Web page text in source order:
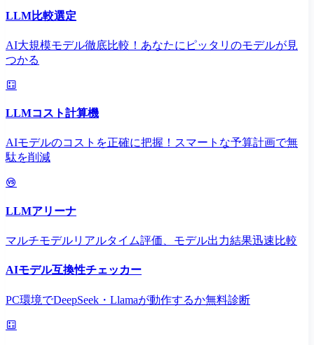
LLM比較選定
AI大規模モデル徹底比較！あなたにピッタリのモデルが見
つかる
LLMコスト計算機
AIモデルのコストを正確に把握！スマートな予算計画で無
駄を削減
LLMアリーナ
マルチモデルリアルタイム評価、モデル出力結果迅速比較
AIモデル互換性チェッカー
PC環境でDeepSeek・Llamaが動作するか無料診断